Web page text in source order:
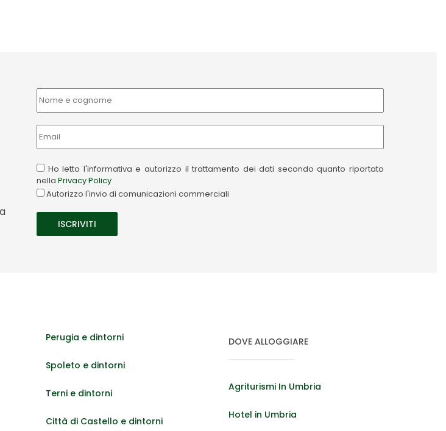
Ho letto l'informativa e autorizzo il trattamento dei dati secondo quanto riportato
nella Privacy Policy
Autorizzo l'invio di comunicazioni commerciali
Perugia e dintorni
Spoleto e dintorni
Terni e dintorni
Città di Castello e dintorni
DOVE ALLOGGIARE
Agriturismi In Umbria
Hotel in Umbria